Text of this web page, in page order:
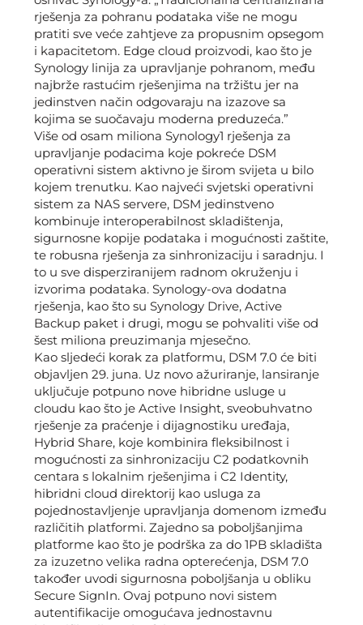
rješenja za pohranu podataka više ne mogu
pratiti sve veće zahtjeve za propusnim opsegom
i kapacitetom. Edge cloud proizvodi, kao što je
Synology linija za upravljanje pohranom, među
najbrže rastućim rješenjima na tržištu jer na
jedinstven način odgovaraju na izazove sa
kojima se suočavaju moderna preduzeća.”
Više od osam miliona Synology1 rješenja za
upravljanje podacima koje pokreće DSM
operativni sistem aktivno je širom svijeta u bilo
kojem trenutku. Kao najveći svjetski operativni
sistem za NAS servere, DSM jedinstveno
kombinuje interoperabilnost skladištenja,
sigurnosne kopije podataka i mogućnosti zaštite,
te robusna rješenja za sinhronizaciju i saradnju. I
to u sve disperziranijem radnom okruženju i
izvorima podataka. Synology-ova dodatna
rješenja, kao što su Synology Drive, Active
Backup paket i drugi, mogu se pohvaliti više od
šest miliona preuzimanja mjesečno.
Kao sljedeći korak za platformu, DSM 7.0 će biti
objavljen 29. juna. Uz novo ažuriranje, lansiranje
uključuje potpuno nove hibridne usluge u
cloudu kao što je Active Insight, sveobuhvatno
rješenje za praćenje i dijagnostiku uređaja,
Hybrid Share, koje kombinira fleksibilnost i
mogućnosti za sinhronizaciju C2 podatkovnih
centara s lokalnim rješenjima i C2 Identity,
hibridni cloud direktorij kao usluga za
pojednostavljenje upravljanja domenom između
različitih platformi. Zajedno sa poboljšanjima
platforme kao što je podrška za do 1PB skladišta
za izuzetno velika radna opterećenja, DSM 7.0
također uvodi sigurnosna poboljšanja u obliku
Secure SignIn. Ovaj potpuno novi sistem
autentifikacije omogućava jednostavnu